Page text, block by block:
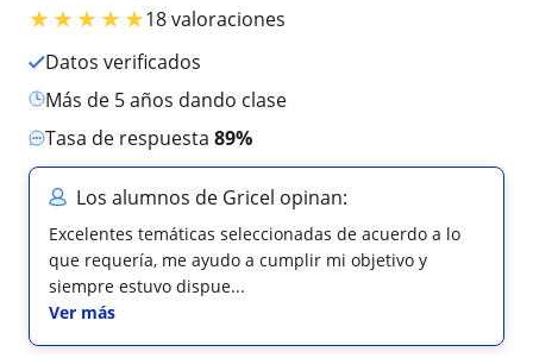
★★★★★18 valoraciones
Datos verificados
más de 5 años dando clase
Tasa de respuesta 89%
Los alumnos de Gricel opinan:
Excelentes temáticas seleccionadas de acuerdo a lo
que requería, me ayudo a cumplir mi objetivo y
siempre estuvo dispue...
Ver más